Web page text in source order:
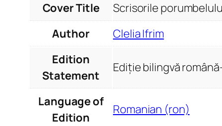
Cover Title
Scrisorile
Author
Clelia Ifrim
Edition
Statement
Ediție bilingvă
Language of
Edition
Romanian (ron)